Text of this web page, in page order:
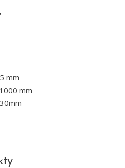
mm
mm